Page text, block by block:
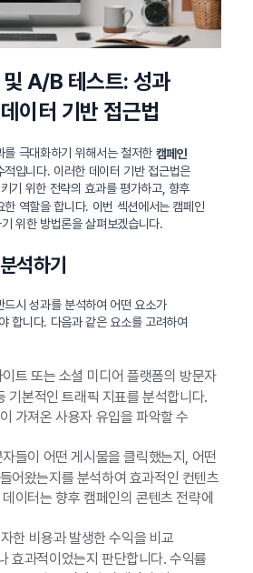
A/B 테스트: 성과
이터 기반 접근법
를 극대화하기 위해서는 철저한 캠페인
적입니다. 이러한 데이터 기반 접근법은
기 위한 전략의 효과를 평가하고, 향후
역할을 합니다. 이번 섹션에서는 캠페인
위한 방법론을 살펴보겠습니다.
석하기
시 성과를 분석하여 어떤 요소가
합니다. 다음과 같은 요소를 고려하여
트 또는 소셜 미디어 플랫폼의 방문자
기본적인 트래픽 지표를 분석합니다.
가져온 사용자 유입을 파악할 수
들이 어떤 게시물을 클릭했는지, 어떤
어왔는지를 분석하여 효과적인 컨텐츠
이터는 향후 캠페인의 콘텐츠 전략에
한 비용과 발생한 수익을 비교
효과적이었는지 판단합니다. 수익률